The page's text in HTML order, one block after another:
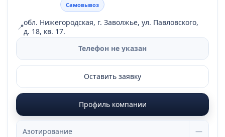
Самовывоз
📍обл. Нижегородская, г. Заволжье, ул. Павловского,
д. 18, кв. 17.
Телефон не указан
Оставить заявку
Профиль компании
Азотирование —